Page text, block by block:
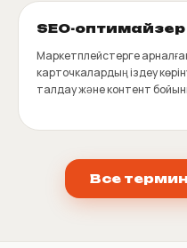
SEO-оптимайзер
Маркетплейстерге
карточкалардың іздеу
талдау және контент
Все